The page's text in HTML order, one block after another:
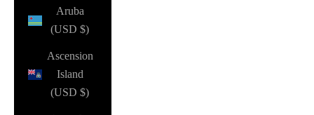
Aruba
(USD $)
Ascension
Island
(USD $)